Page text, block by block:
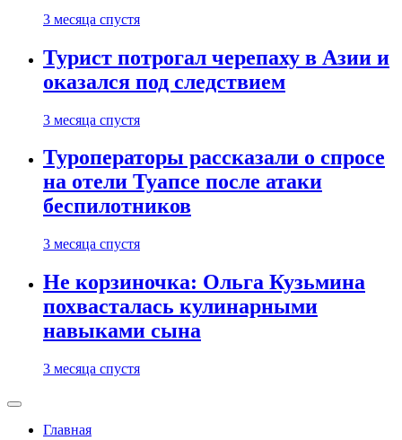
3 месяца спустя
Турист потрогал черепаху в Азии и
оказался под следствием
3 месяца спустя
Туроператоры рассказали о спросе
на отели Туапсе после атаки
беспилотников
3 месяца спустя
Не корзиночка: Ольга Кузьмина
похвасталась кулинарными
навыками сына
3 месяца спустя
Главная